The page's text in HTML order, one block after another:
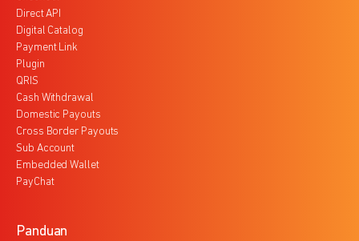
Direct API
Digital Catalog
Payment Link
Plugin
QRIS
Cash Withdrawal
Domestic Payouts
Cross Border Payouts
Sub Account
Embedded Wallet
PayChat
Panduan